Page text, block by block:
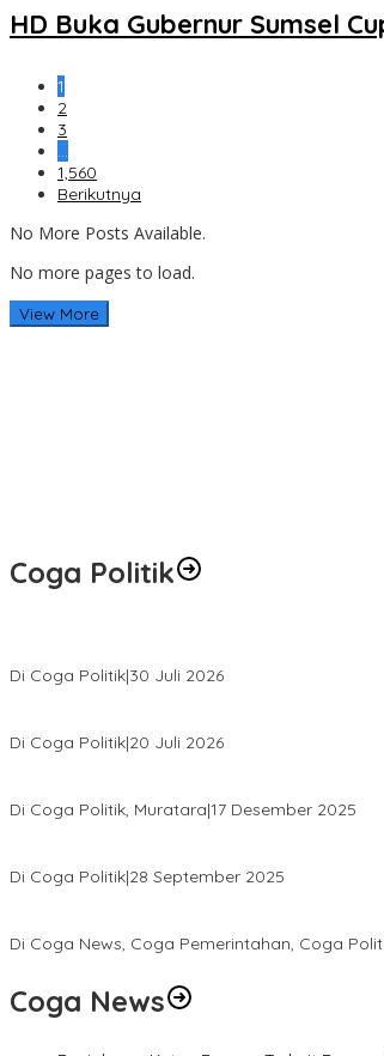
HD Buka Gubernur Sumsel
1
2
3
…
1,560
Berikutnya
No More Posts Available.
No more pages to load.
View More
Coga Politik
Di Coga Politik|30 Juli 2026
Di Coga Politik|20 Juli 2026
Di Coga Politik, Muratara|17 Desember 2025
Di Coga Politik|28 September 2025
Di Coga News, Coga Pemerintahan, Coga
Coga News